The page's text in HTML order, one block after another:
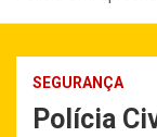
SEGURANÇA
Polícia